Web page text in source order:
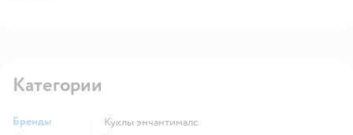
Категории
Бренды
Куклы энчантималс